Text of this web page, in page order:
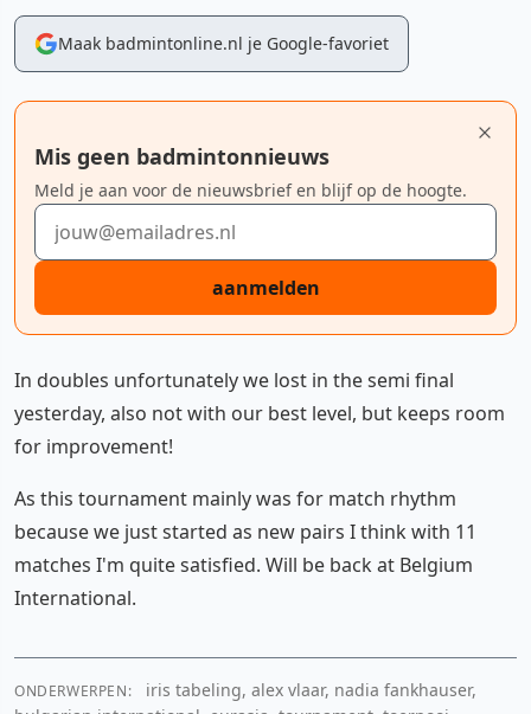
Maak badmintonline.nl je Google-favoriet
Mis geen badmintonnieuws
Meld je aan voor de nieuwsbrief en blijf op de hoogte.
E-mailadres
aanmelden
In doubles unfortunately we lost in the semi final
yesterday, also not with our best level, but keeps room
for improvement!
As this tournament mainly was for match rhythm
because we just started as new pairs I think with 11
matches I'm quite satisfied. Will be back at Belgium
International.
ONDERWERPEN:
iris tabeling, alex vlaar, nadia fankhauser,